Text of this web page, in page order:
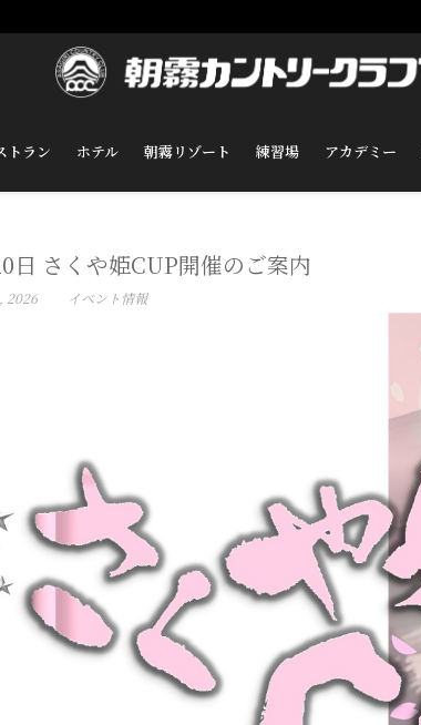
トラン ホテル 朝霧リゾート 練習場 アカデミー
日 さくや姫CUP開催のご案内
2026 イベント情報